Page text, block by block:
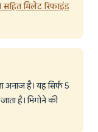
सहित मिलेट रिफाइंड
अनाज है। यह सिर्फ 5
है। भिगोने की